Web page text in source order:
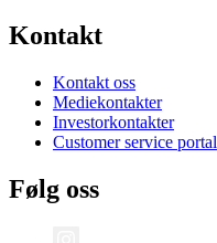
Kontakt
Kontakt oss
Mediekontakter
Investorkontakter
Customer service portal
Følg oss